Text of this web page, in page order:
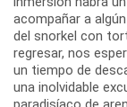
acompañar a
del snorkel con
regresar, nos
un tiempo de
una inolvidable